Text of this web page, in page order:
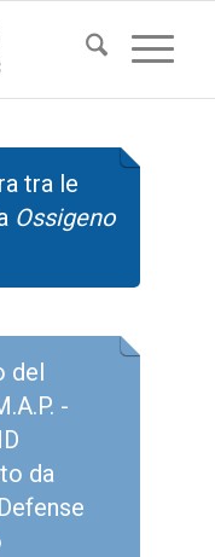
tra le
Ossigeno
del
-
da